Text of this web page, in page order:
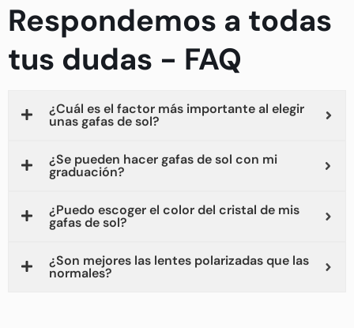
Respondemos a todas
tus dudas - FAQ
¿Cuál es el factor más importante al elegir
unas gafas de sol?
¿Se pueden hacer gafas de sol con mi
graduación?
¿Puedo escoger el color del cristal de mis
gafas de sol?
¿Son mejores las lentes polarizadas que las
normales?